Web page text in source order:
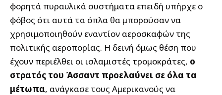
φορητά πυραυλικά συστήματα επειδή υπήρχε ο
φόβος ότι αυτά τα όπλα θα μπορούσαν να
χρησιμοποιηθούν εναντίον αεροσκαφών της
πολιτικής αεροπορίας. Η δεινή όμως θέση που
έχουν περιέλθει οι ισλαμιστές τρομοκράτες, ο
στρατός του Άσσαντ προελαύνει σε όλα τα
μέτωπα, ανάγκασε τους Αμερικανούς να